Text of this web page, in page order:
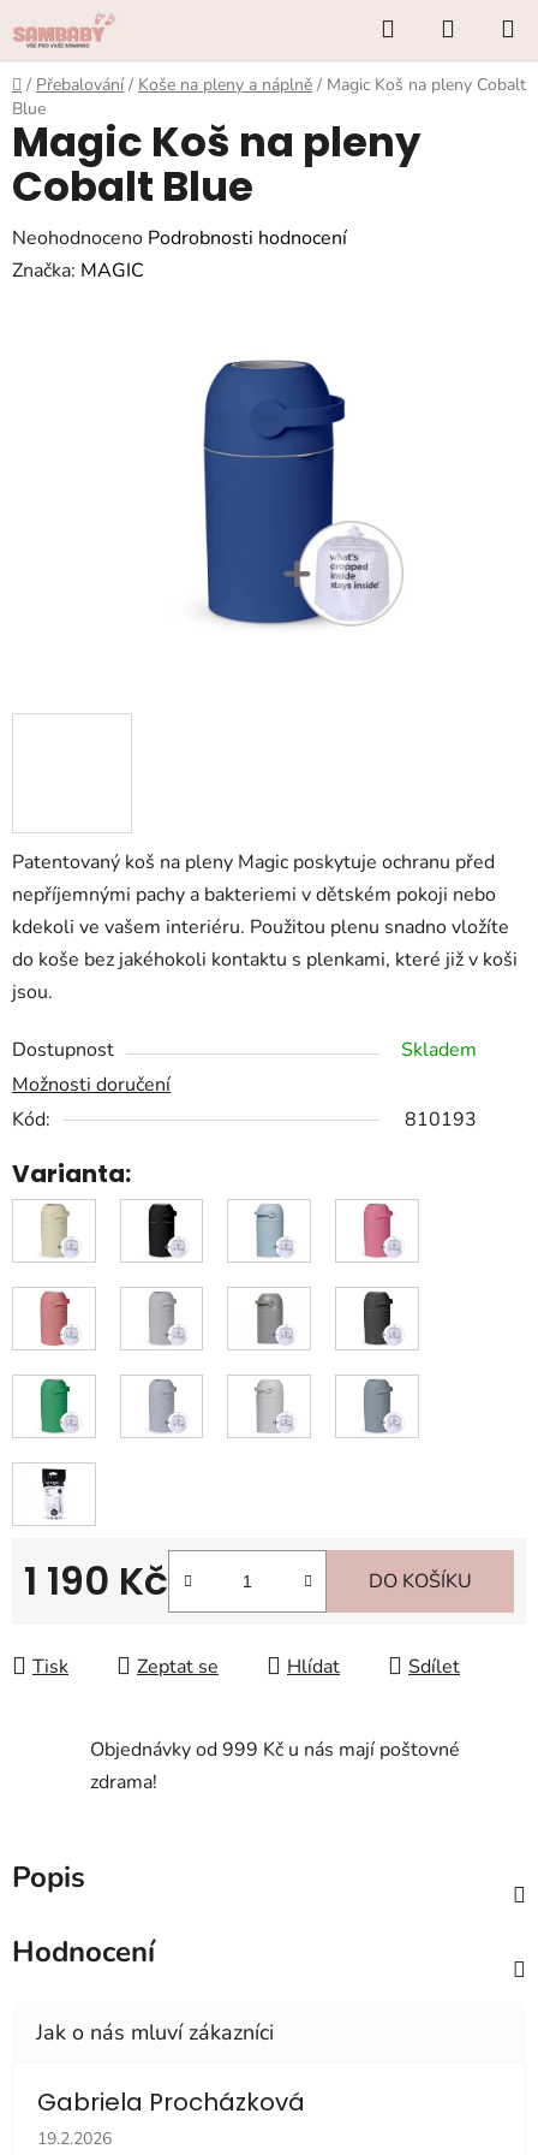
na
obsah
Hledat
KOŠÍK
Domů
/ Přebalování / Koše na pleny a náplně / Magic Koš na pleny Cobalt
Blue
Patentovaný koš na pleny Magic poskytuje ochranu před
nepříjemnými pachy a bakteriemi v dětském pokoji nebo
kdekoli ve vašem interiéru. Použitou plenu snadno vložíte
do koše bez jakéhokoli kontaktu s plenkami, které již v koši
jsou.
Dostupnost
Skladem
Možnosti doručení
Kód:
810193
Varianta:
1 190 Kč DO KOŠÍKU
Tisk Zeptat se Hlídat Sdílet
Magic Koš na pleny
Cobalt Blue
Průměrné
hodnocení
Neohodnoceno Podrobnosti hodnocení
Značka: MAGIC
Objednávky od 999 Kč u nás mají poštovné
zdrama!
Popis
Hodnocení
Gabriela Procházková
Hodnocení obchodu je 5 z 5 hvězdiček.
19.2.2026